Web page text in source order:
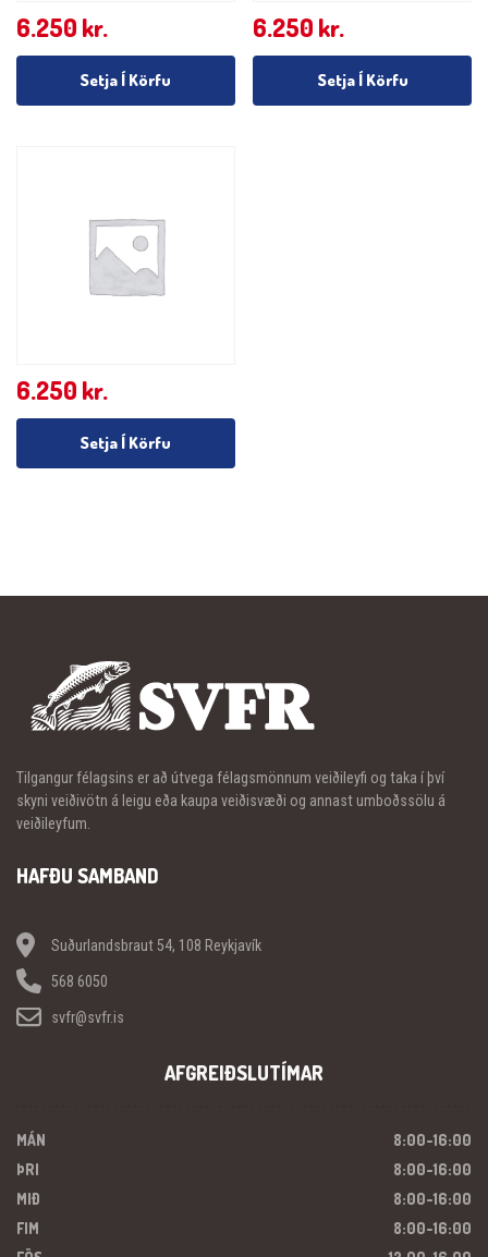
6.250 kr.
Setja Í Körfu
6.250 kr.
Setja Í Körfu
6.250 kr.
Setja Í Körfu
Tilgangur félagsins er að útvega félagsmönnum veiðileyfi og taka í því
skyni veiðivötn á leigu eða kaupa veiðisvæði og annast umboðssölu á
veiðileyfum.
HAFÐU SAMBAND
Suðurlandsbraut 54, 108 Reykjavík
568 6050
svfr@svfr.is
AFGREIÐSLUTÍMAR
MÁN
8:00-16:00
ÞRI
8:00-16:00
MIÐ
8:00-16:00
FIM
8:00-16:00